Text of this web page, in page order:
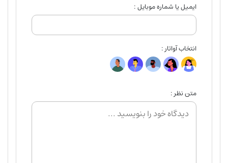
ایمیل یا شماره موبایل :
انتخاب آواتار :
متن نظر :